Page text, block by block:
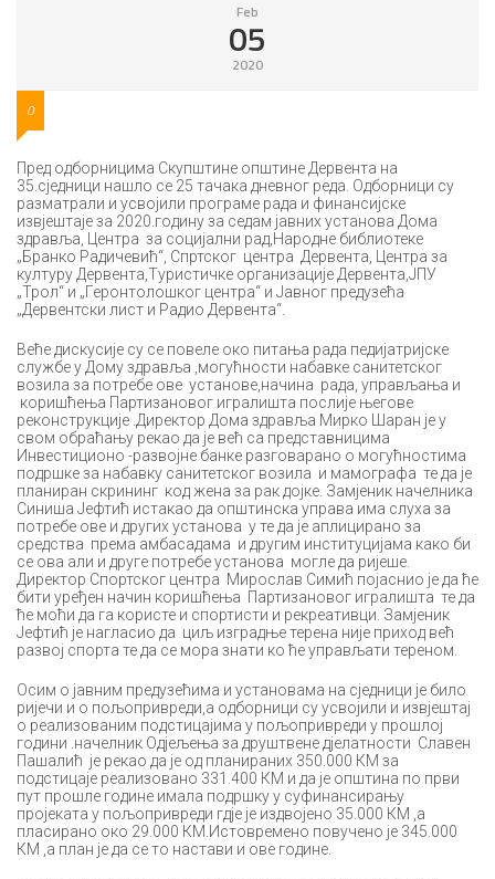
Feb
05
2020
0
Пред одборницима Скупштине општине Дервента на
35.сједници нашло се 25 тачака дневног реда. Одборници су
разматрали и усвојили програме рада и финансијске
извјештаје за 2020.годину за седам јавних установа Дома
здравља, Центра за социјални рад,Народне библиотеке
„Бранко Радичевић“, Спртског центра Дервента, Центра за
културу Дервента,Туристичке организације Дервента,ЈПУ
„Трол“ и „Геронтолошког центра“ и Јавног предузећа
„Дервентски лист и Радио Дервента“.
Веће дискусије су се повеле око питања рада педијатријске
службе у Дому здравља ,могућности набавке санитетског
возила за потребе ове установе,начина рада, управљања и
коришћења Партизановог игралишта послије његове
реконструкције .Директор Дома здравља Мирко Шаран је у
свом обраћању рекао да је већ са представницима
Инвестиционо -развојне банке разговарано о могућностима
подршке за набавку санитетског возила и мамографа те да је
планиран скрининг код жена за рак дојке. Замјеник начелника
Синиша Јефтић истакао да општинска управа има слуха за
потребе ове и других установа у те да је аплицирано за
средства према амбасадама и другим институцијама како би
се ова али и друге потребе установа могле да ријеше.
Директор Спортског центра Мирослав Симић појаснио је да ће
бити уређен начин коришћења Партизановог игралишта те да
ће моћи да га користе и спортисти и рекреативци. Замјеник
Јефтић је нагласио да циљ изградње терена није приход већ
развој спорта те да се мора знати ко ће управљати тереном.
Осим о јавним предузећима и установама на сједници је било
ријечи и о пољопривреди,а одборници су усвојили и извјештај
о реализованим подстицајима у пољопривреди у прошлој
години .начелник Одјељења за друштвене дјелатности Славен
Пашалић је рекао да је од планираних 350.000 КМ за
подстицаје реализовано 331.400 КМ и да је општина по први
пут прошле године имала подршку у суфинансирању
пројеката у пољопривреди гдје је издвојено 35.000 КМ ,а
пласирано око 29.000 КМ.Истовремено повучено је 345.000
КМ ,а план је да се то настави и ове године.